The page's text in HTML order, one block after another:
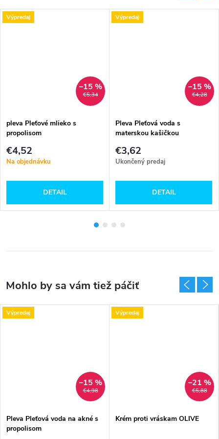
Výpredaj
€5,34
–15 %
pleva Pleťové mlieko s
propolisom
€4,52
Na objednávku
DETAIL
Výpredaj
€4,28
–15 %
Pleva Pleťová voda s
materskou kašičkou
€3,62
Ukončený predaj
DETAIL
Výpredaj
€4,98
–15 %
Pleva Pleťová voda na akné s
propolisom
Výpredaj
€5,88
–21 %
Krém proti vráskam OLIVE